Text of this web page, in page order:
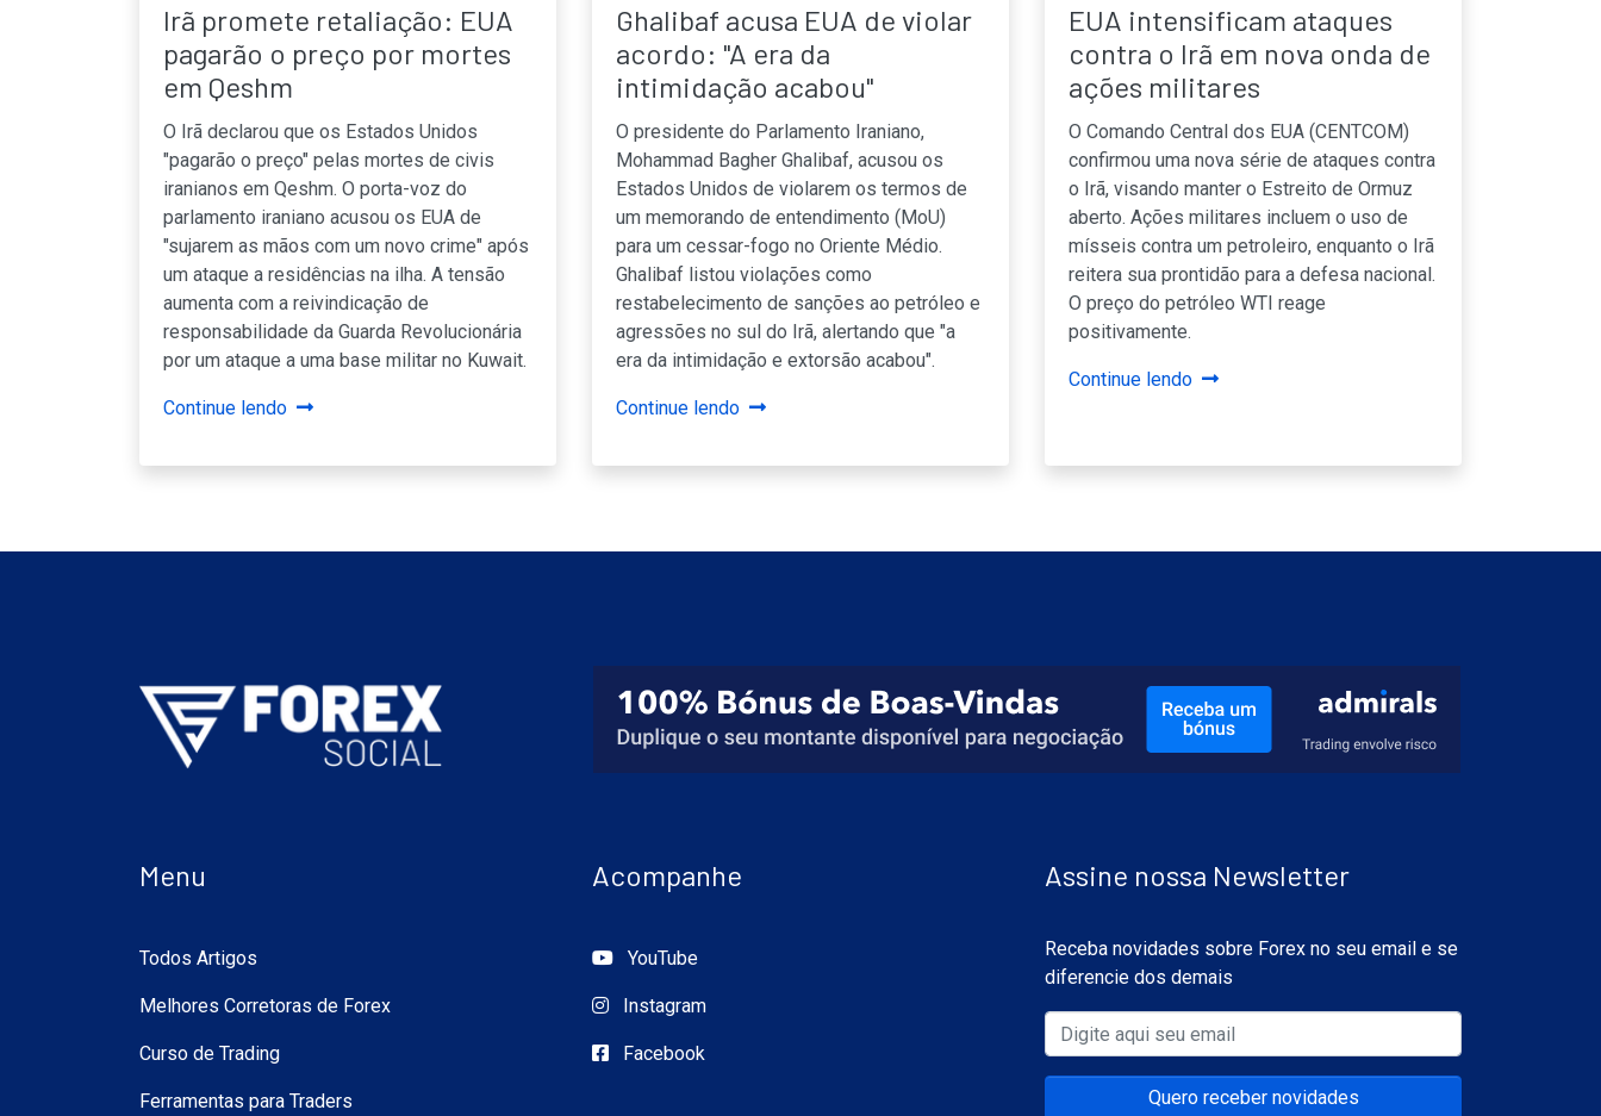
Irã promete retaliação: EUA
pagarão o preço por mortes
em Qeshm
O Irã declarou que os Estados Unidos
"pagarão o preço" pelas mortes de civis
iranianos em Qeshm. O porta-voz do
parlamento iraniano acusou os EUA de
"sujarem as mãos com um novo crime" após
um ataque a residências na ilha. A tensão
aumenta com a reivindicação de
responsabilidade da Guarda Revolucionária
por um ataque a uma base militar no Kuwait.
Continue lendo
Ghalibaf acusa EUA de violar
acordo: "A era da
intimidação acabou"
O presidente do Parlamento Iraniano,
Mohammad Bagher Ghalibaf, acusou os
Estados Unidos de violarem os termos de
um memorando de entendimento (MoU)
para um cessar-fogo no Oriente Médio.
Ghalibaf listou violações como
restabelecimento de sanções ao petróleo e
agressões no sul do Irã, alertando que "a
era da intimidação e extorsão acabou".
Continue lendo
EUA intensificam ataques
contra o Irã em nova onda de
ações militares
O Comando Central dos EUA (CENTCOM)
confirmou uma nova série de ataques contra
o Irã, visando manter o Estreito de Ormuz
aberto. Ações militares incluem o uso de
mísseis contra um petroleiro, enquanto o Irã
reitera sua prontidão para a defesa nacional.
O preço do petróleo WTI reage
positivamente.
Continue lendo
Menu
Todos Artigos
Melhores Corretoras de Forex
Curso de Trading
Ferramentas para Traders
Acompanhe
YouTube
Instagram
Facebook
Assine nossa Newsletter
Receba novidades sobre Forex no seu email e se
diferencie dos demais
Quero receber novidades